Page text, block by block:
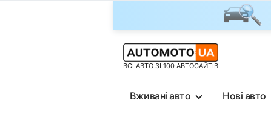
ВСІ АВТО ЗІ 100 АВТОСАЙТІВ
Вживані авто Нові авто